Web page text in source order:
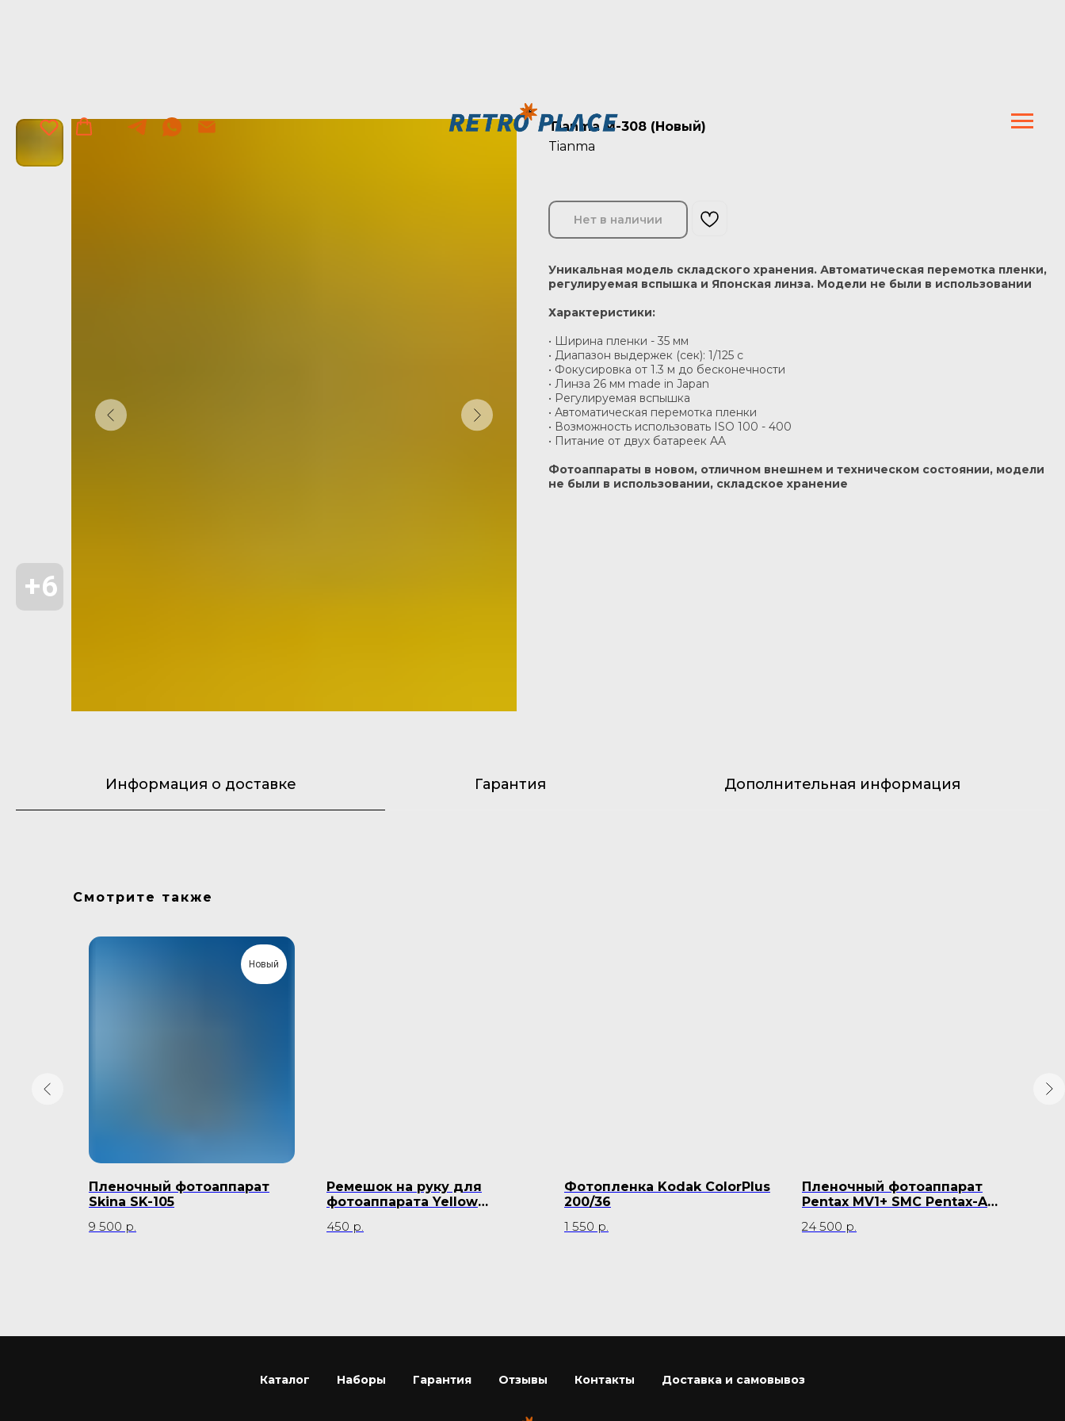
Tianma M-308 (Новый)
Tianma
Нет в наличии
Уникальная модель складского хранения. Автоматическая перемотка пленки,
регулируемая вспышка и Японская линза. Модели не были в использовании
Характеристики:
• Ширина пленки - 35 мм
• Диапазон выдержек (сек): 1/125 с
• Фокусировка от 1.3 м до бесконечности
• Линза 26 мм made in Japan
• Регулируемая вспышка
• Автоматическая перемотка пленки
• Возможность использовать ISO 100 - 400
• Питание от двух батареек AA
Фотоаппараты в новом, отличном внешнем и техническом состоянии, модели
не были в использовании, складское хранение
Информация о доставке Гарантия Дополнительная информация
Смотрите также
Новый
Пленочный фотоаппарат
Skina SK-105
9 500 р.
Ремешок на руку для
фотоаппарата Yellow
450 р.
Фотопленка Kodak ColorPlus
200/36
1 550 р.
Пленочный фотоаппарат
Pentax MV1+ SMC Pentax-A
24 500 р.
Каталог Наборы Гарантия Отзывы Контакты Доставка и самовывоз